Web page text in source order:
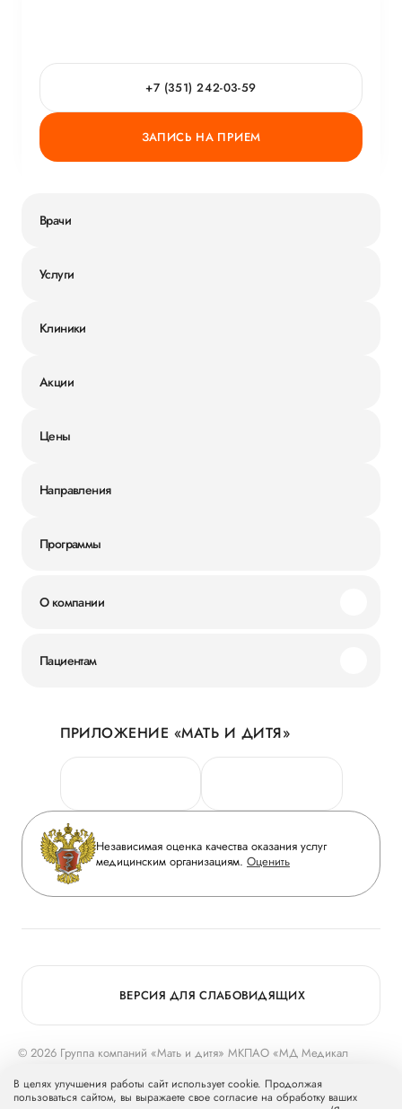
+7 (351) 242-03-59
ЗАПИСЬ НА ПРИЕМ
Врачи
Услуги
Клиники
Акции
Цены
Направления
Программы
О компании
Новости
Руководство
Сотрудничество
Инвесторам
Журнал «Мать и дитя»
Вакансии
Медицинский туризм
Пациентам
Личный кабинет
Персональные данные
Горячая линия качества
Вопрос-ответ
Приложение пациента
Статьи
ПРИЛОЖЕНИЕ «МАТЬ И ДИТЯ»
Независимая оценка качества оказания услуг
медицинским организациям. Оценить
© 2026 Группа компаний «Мать и дитя» МКПАО «МД Медикал
Группу компаний «Мать и дитя».
ВЕРСИЯ ДЛЯ СЛАБОВИДЯЩИХ
В целях улучшения работы сайт использует cookie. Продолжая
пользоваться сайтом, вы выражаете свое согласие на обработку ваших